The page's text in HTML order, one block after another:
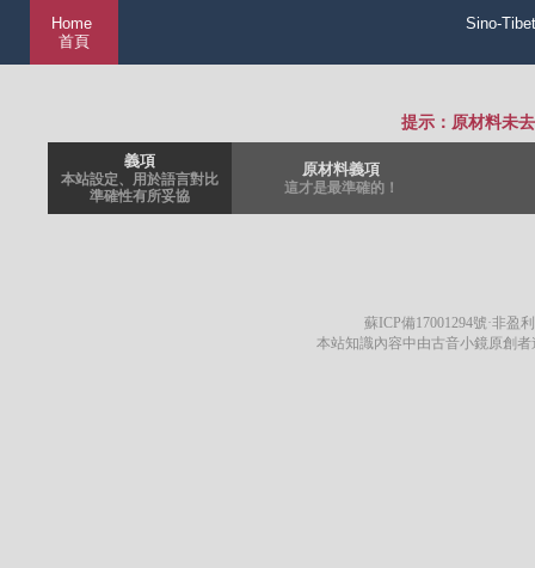
Home
首頁
Sino-
提示：原材料未
義項
本站設定、用於語言對比
準確性有所妥協
原材料義項
這才是最準確的！
蘇ICP備17001294號·非盈
本站知識內容中由古音小鏡原創